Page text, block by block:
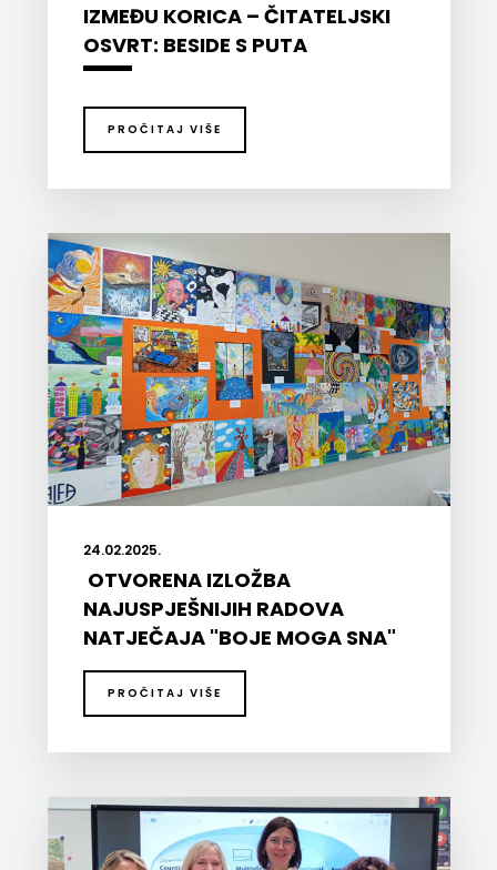
IZMEĐU KORICA – ČITATELJSKI
OSVRT: BESIDE S PUTA
PROČITAJ VIŠE
24.02.2025.
OTVORENA IZLOŽBA
NAJUSPJEŠNIJIH RADOVA
NATJEČAJA "BOJE MOGA SNA"
PROČITAJ VIŠE